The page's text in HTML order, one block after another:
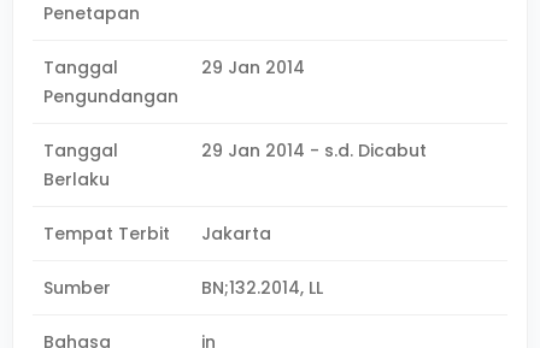
Penetapan
Tanggal
Pengundangan
29 Jan 2014
Tanggal
Berlaku
29 Jan 2014 - s.d. Dicabut
Tempat Terbit Jakarta
Sumber BN;132.2014, LL
Bahasa in